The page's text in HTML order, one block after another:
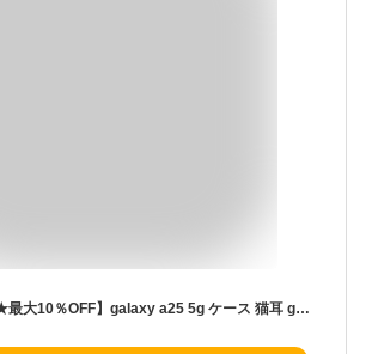
【マラソン開催中★最大10％OFF】galaxy a25 5g ケース 猫耳 galaxy s26 ケース ショルダー クリア galaxy s25 ケース 韓国 かわいい ギャラクシー A25 5G ケース galaxy s23 galaxy s24 ケース Galaxy S26 Ultra カバー フィルム付き ねこ みみ 透明 猫 韓国 かわいい